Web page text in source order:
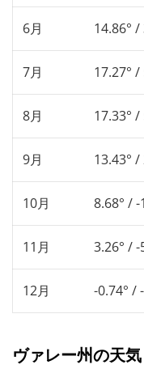
6月 14.86° /
7月 17.27° /
8月 17.33° /
9月 13.43° /
10月 8.68° / -
11月 3.26° / -
12月 -0.74° /
ヴァレー州の天気